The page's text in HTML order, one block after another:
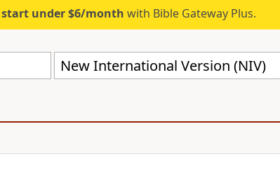
start under $6/month with Bible Gateway Plus.
New International Version (NIV)